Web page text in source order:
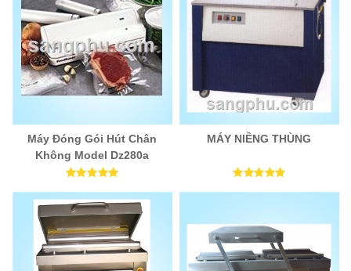
Máy Đóng Gói Hút Chân
Không Model Dz280a
MÁY NIỀNG THÙNG